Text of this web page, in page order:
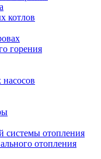
котлов
горения
системы отопления
отопления